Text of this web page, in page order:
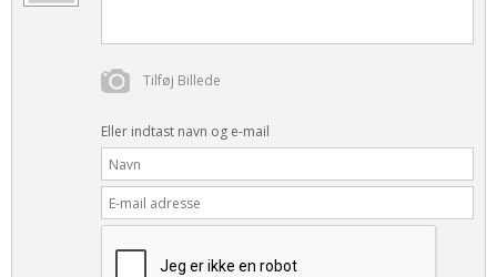
Tilføj Billede
Eller indtast navn og e-mail